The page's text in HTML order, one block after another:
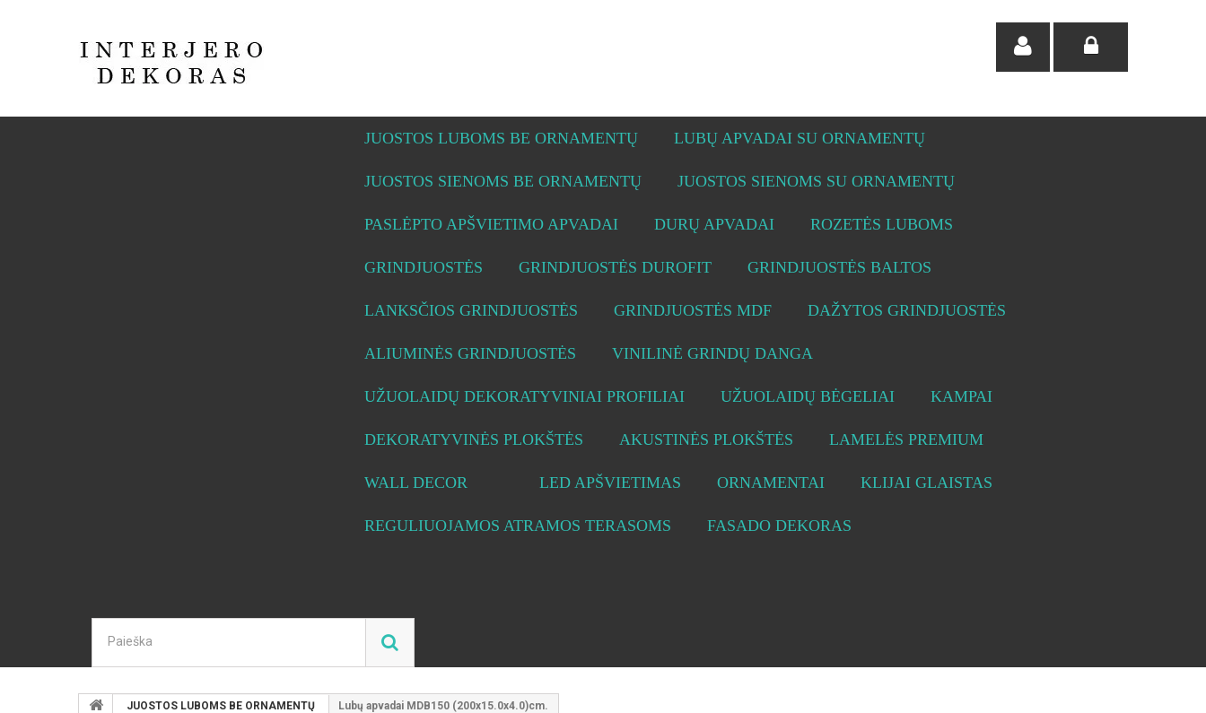
JUOSTOS LUBOMS BE ORNAMENTŲ LUBŲ APVADAI SU ORNAMENTŲ
JUOSTOS SIENOMS BE ORNAMENTŲ JUOSTOS SIENOMS SU ORNAMENTŲ
PASLĖPTO APŠVIETIMO APVADAI DURŲ APVADAI ROZETĖS LUBOMS
GRINDJUOSTĖS GRINDJUOSTĖS DUROFIT GRINDJUOSTĖS BALTOS
LANKSČIOS GRINDJUOSTĖS GRINDJUOSTĖS MDF DAŽYTOS GRINDJUOSTĖS
ALIUMINĖS GRINDJUOSTĖS VINILINĖ GRINDŲ DANGA
UŽUOLAIDŲ DEKORATYVINIAI PROFILIAI UŽUOLAIDŲ BĖGELIAI KAMPAI
DEKORATYVINĖS PLOKŠTĖS AKUSTINĖS PLOKŠTĖS LAMELĖS PREMIUM
WALL DECOR LED APŠVIETIMAS ORNAMENTAI KLIJAI GLAISTAS
REGULIUOJAMOS ATRAMOS TERASOMS FASADO DEKORAS
JUOSTOS LUBOMS BE ORNAMENTŲ Lubų apvadai MDB150 (200x15.0x4.0)cm.